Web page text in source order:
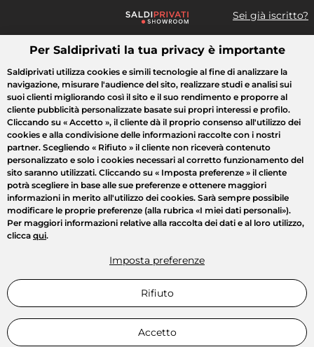
Sei già iscritto?
Cosa cerchi?
Tutte le vendite Moda Casa Bellezza Elettrodomestici
Per Saldiprivati la tua privacy è importante
Saldiprivati utilizza cookies e simili tecnologie al fine di analizzare la
navigazione, misurare l'audience del sito, realizzare studi e analisi sui
suoi clienti migliorando così il sito e il suo rendimento e proporre al
cliente pubblicità personalizzate basate sui propri interessi e profilo.
Cliccando su « Accetto », il cliente dà il proprio consenso all'utilizzo dei
cookies e alla condivisione delle informazioni raccolte con i nostri
partner. Scegliendo « Rifiuto » il cliente non riceverà contenuto
personalizzato e solo i cookies necessari al corretto funzionamento del
sito saranno utilizzati. Cliccando su « Imposta preferenze » il cliente
potrà scegliere in base alle sue preferenze e ottenere maggiori
informazioni in merito all'utilizzo dei cookies. Sarà sempre possibile
modificare le proprie preferenze (alla rubrica «I miei dati personali»).
Per maggiori informazioni relative alla raccolta dei dati e al loro utilizzo,
clicca qui.
Imposta preferenze
Rifiuto
Accetto